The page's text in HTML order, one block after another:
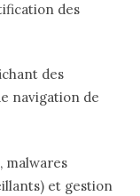
des
des
navigation de
malwares
et gestion